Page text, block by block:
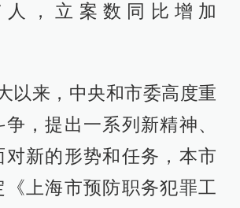
人，立案数同比增加
来，中央和市委高度重
，提出一系列新精神、
对新的形势和任务，本市
《上海市预防职务犯罪工